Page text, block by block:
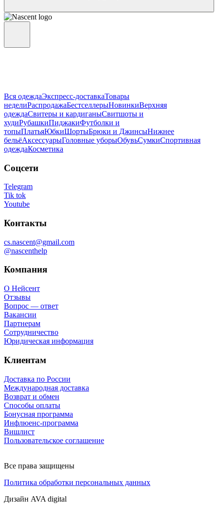
Вся одеждаЭкспресс-доставкаТовары
неделиРаспродажаБестселлерыНовинкиВерхняя
одеждаСвитеры и кардиганыСвитшоты и
худиРубашкиПиджакиФутболки и
топыПлатьяЮбкиШортыБрюки и ДжинсыНижнее
бельёАксессуарыГоловные уборыОбувьСумкиСпортивная
одеждаКосметика
Соцсети
Telegram
Tik tok
Youtube
Контакты
cs.nascent@gmail.com
@nascenthelp
Компания
О Нейсент
Отзывы
Вопрос — ответ
Вакансии
Партнерам
Сотрудничество
Юридическая информация
Клиентам
Доставка по России
Международная доставка
Возврат и обмен
Способы оплаты
Бонусная программа
Инфлюенс-программа
Вишлист
Пользовательское соглашение
Все права защищены
Политика обработки персональных данных
Дизайн AVA digital